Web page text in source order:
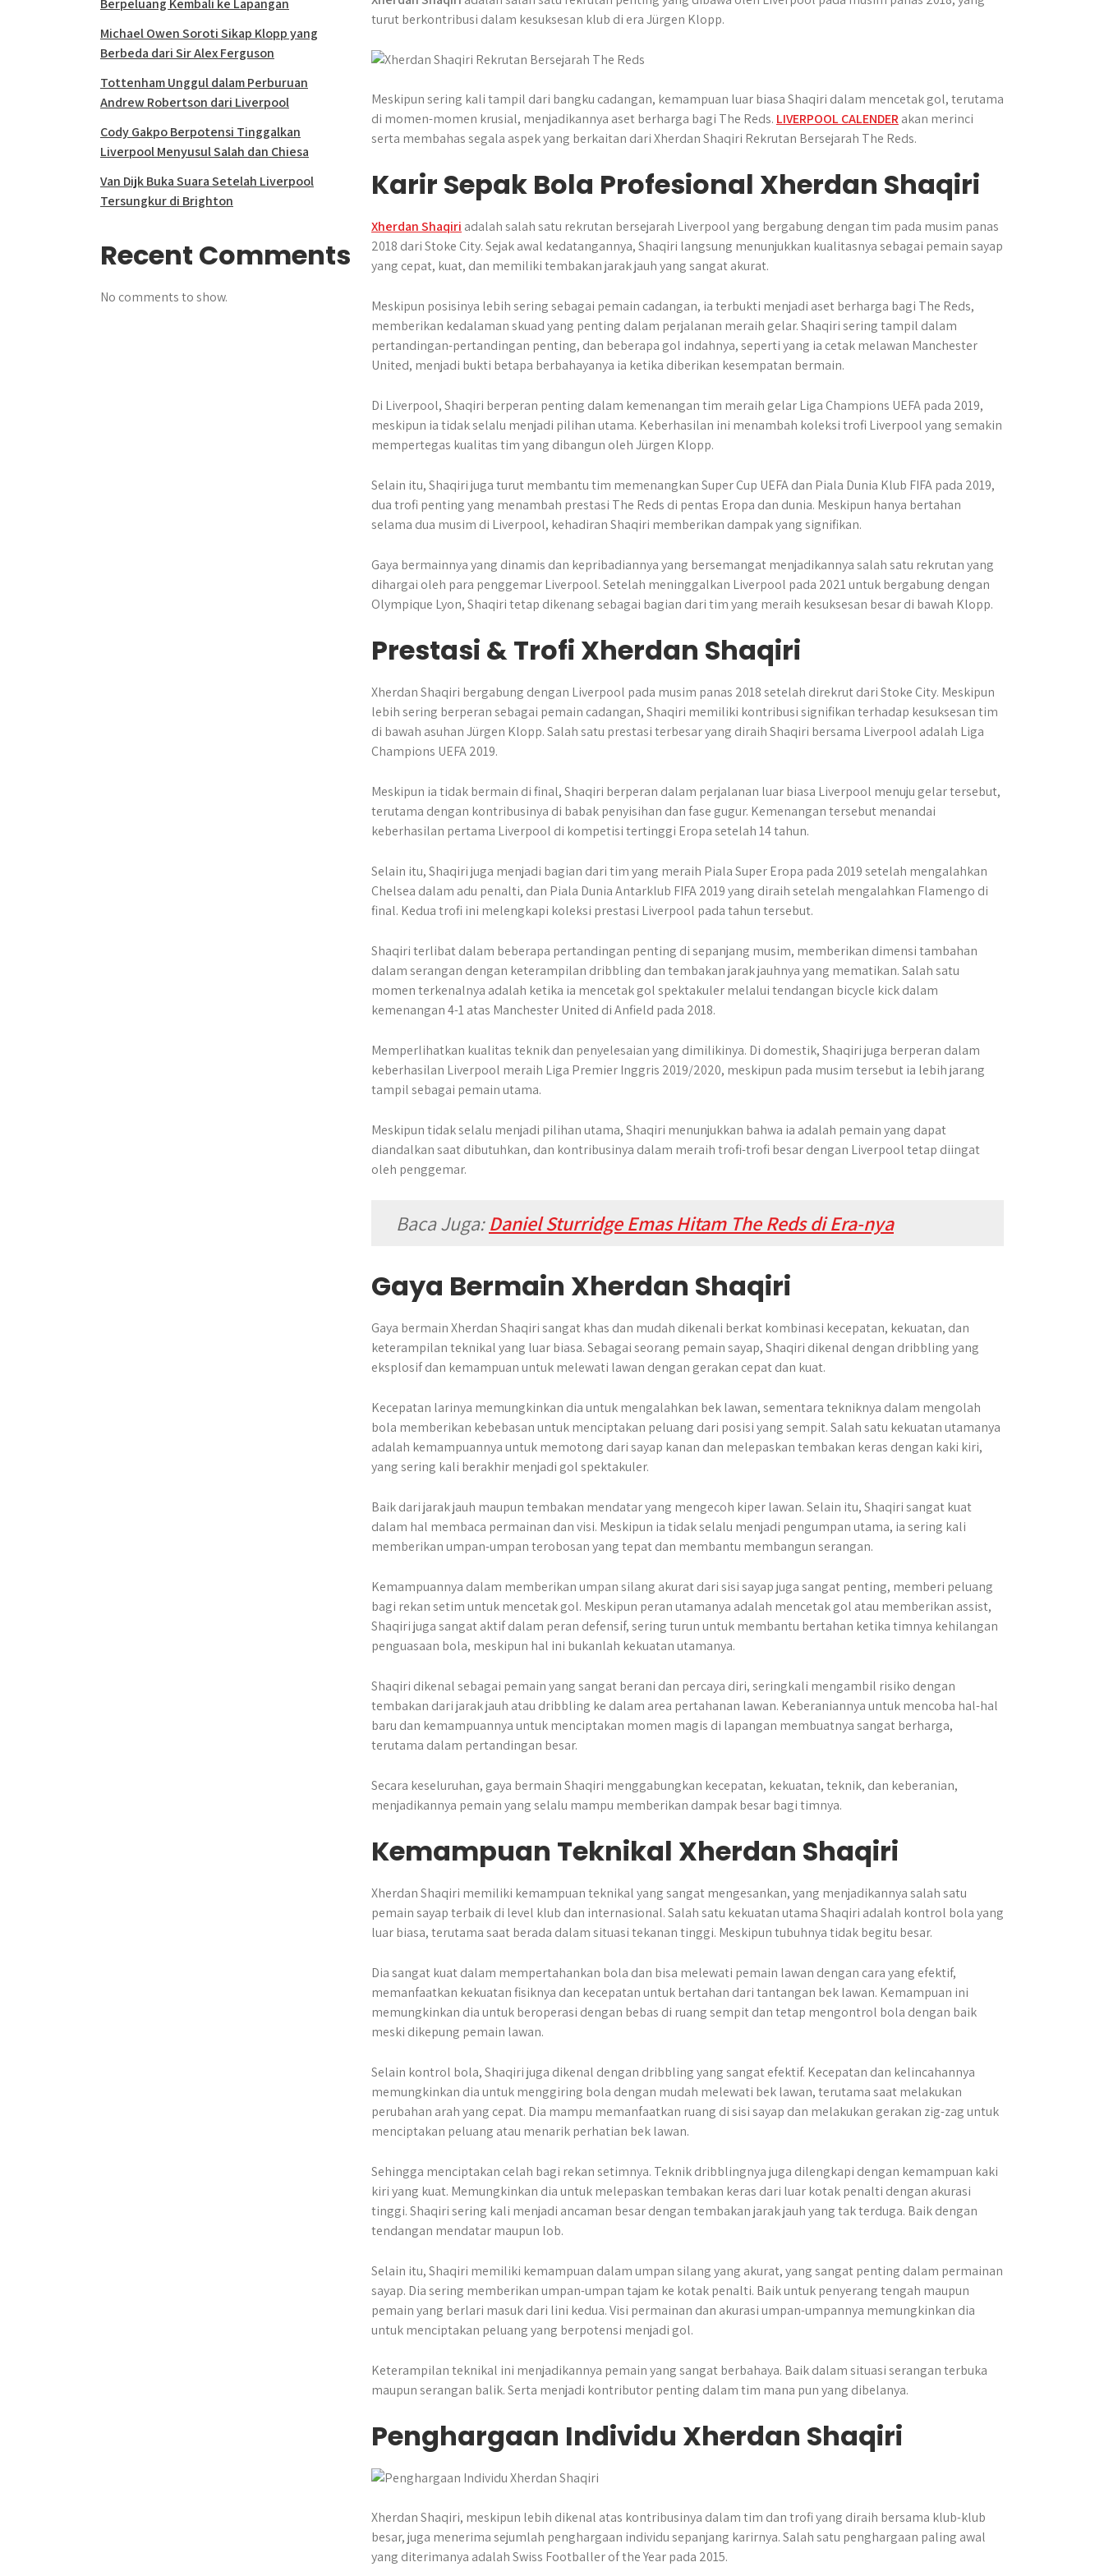
t
A
e
s
n
r
e
p
e
turut berkontribusi dalam kesuksesan klub di era Jürgen Klopp.
Meskipun sering kali tampil dari bangku cadangan, kemampuan luar biasa Shaqiri dalam mencetak gol, terutama
di momen-momen krusial, menjadikannya aset berharga bagi The Reds. LIVERPOOL CALENDER akan merinci
serta membahas segala aspek yang berkaitan dari Xherdan Shaqiri Rekrutan Bersejarah The Reds.
Karir Sepak Bola Profesional Xherdan Shaqiri
Xherdan Shaqiri adalah salah satu rekrutan bersejarah Liverpool yang bergabung dengan tim pada musim panas
2018 dari Stoke City. Sejak awal kedatangannya, Shaqiri langsung menunjukkan kualitasnya sebagai pemain sayap
yang cepat, kuat, dan memiliki tembakan jarak jauh yang sangat akurat.
Meskipun posisinya lebih sering sebagai pemain cadangan, ia terbukti menjadi aset berharga bagi The Reds,
memberikan kedalaman skuad yang penting dalam perjalanan meraih gelar. Shaqiri sering tampil dalam
pertandingan-pertandingan penting, dan beberapa gol indahnya, seperti yang ia cetak melawan Manchester
United, menjadi bukti betapa berbahayanya ia ketika diberikan kesempatan bermain.
Di Liverpool, Shaqiri berperan penting dalam kemenangan tim meraih gelar Liga Champions UEFA pada 2019,
meskipun ia tidak selalu menjadi pilihan utama. Keberhasilan ini menambah koleksi trofi Liverpool yang semakin
mempertegas kualitas tim yang dibangun oleh Jürgen Klopp.
Selain itu, Shaqiri juga turut membantu tim memenangkan Super Cup UEFA dan Piala Dunia Klub FIFA pada 2019,
dua trofi penting yang menambah prestasi The Reds di pentas Eropa dan dunia. Meskipun hanya bertahan
selama dua musim di Liverpool, kehadiran Shaqiri memberikan dampak yang signifikan.
Gaya bermainnya yang dinamis dan kepribadiannya yang bersemangat menjadikannya salah satu rekrutan yang
dihargai oleh para penggemar Liverpool. Setelah meninggalkan Liverpool pada 2021 untuk bergabung dengan
Olympique Lyon, Shaqiri tetap dikenang sebagai bagian dari tim yang meraih kesuksesan besar di bawah Klopp.
Prestasi & Trofi Xherdan Shaqiri
Xherdan Shaqiri bergabung dengan Liverpool pada musim panas 2018 setelah direkrut dari Stoke City. Meskipun
lebih sering berperan sebagai pemain cadangan, Shaqiri memiliki kontribusi signifikan terhadap kesuksesan tim
di bawah asuhan Jürgen Klopp. Salah satu prestasi terbesar yang diraih Shaqiri bersama Liverpool adalah Liga
Champions UEFA 2019.
Meskipun ia tidak bermain di final, Shaqiri berperan dalam perjalanan luar biasa Liverpool menuju gelar tersebut,
terutama dengan kontribusinya di babak penyisihan dan fase gugur. Kemenangan tersebut menandai
keberhasilan pertama Liverpool di kompetisi tertinggi Eropa setelah 14 tahun.
Selain itu, Shaqiri juga menjadi bagian dari tim yang meraih Piala Super Eropa pada 2019 setelah mengalahkan
Chelsea dalam adu penalti, dan Piala Dunia Antarklub FIFA 2019 yang diraih setelah mengalahkan Flamengo di
final. Kedua trofi ini melengkapi koleksi prestasi Liverpool pada tahun tersebut.
Shaqiri terlibat dalam beberapa pertandingan penting di sepanjang musim, memberikan dimensi tambahan
dalam serangan dengan keterampilan dribbling dan tembakan jarak jauhnya yang mematikan. Salah satu
momen terkenalnya adalah ketika ia mencetak gol spektakuler melalui tendangan bicycle kick dalam
kemenangan 4-1 atas Manchester United di Anfield pada 2018.
Memperlihatkan kualitas teknik dan penyelesaian yang dimilikinya. Di domestik, Shaqiri juga berperan dalam
keberhasilan Liverpool meraih Liga Premier Inggris 2019/2020, meskipun pada musim tersebut ia lebih jarang
tampil sebagai pemain utama.
Meskipun tidak selalu menjadi pilihan utama, Shaqiri menunjukkan bahwa ia adalah pemain yang dapat
diandalkan saat dibutuhkan, dan kontribusinya dalam meraih trofi-trofi besar dengan Liverpool tetap diingat
oleh penggemar.
Baca Juga:Daniel Sturridge Emas Hitam The Reds di Era-nya
Gaya Bermain Xherdan Shaqiri
Gaya bermain Xherdan Shaqiri sangat khas dan mudah dikenali berkat kombinasi kecepatan, kekuatan, dan
keterampilan teknikal yang luar biasa. Sebagai seorang pemain sayap, Shaqiri dikenal dengan dribbling yang
eksplosif dan kemampuan untuk melewati lawan dengan gerakan cepat dan kuat.
Kecepatan larinya memungkinkan dia untuk mengalahkan bek lawan, sementara tekniknya dalam mengolah
bola memberikan kebebasan untuk menciptakan peluang dari posisi yang sempit. Salah satu kekuatan utamanya
adalah kemampuannya untuk memotong dari sayap kanan dan melepaskan tembakan keras dengan kaki kiri,
yang sering kali berakhir menjadi gol spektakuler.
Baik dari jarak jauh maupun tembakan mendatar yang mengecoh kiper lawan. Selain itu, Shaqiri sangat kuat
dalam hal membaca permainan dan visi. Meskipun ia tidak selalu menjadi pengumpan utama, ia sering kali
memberikan umpan-umpan terobosan yang tepat dan membantu membangun serangan.
Kemampuannya dalam memberikan umpan silang akurat dari sisi sayap juga sangat penting, memberi peluang
bagi rekan setim untuk mencetak gol. Meskipun peran utamanya adalah mencetak gol atau memberikan assist,
Shaqiri juga sangat aktif dalam peran defensif, sering turun untuk membantu bertahan ketika timnya kehilangan
penguasaan bola, meskipun hal ini bukanlah kekuatan utamanya.
Shaqiri dikenal sebagai pemain yang sangat berani dan percaya diri, seringkali mengambil risiko dengan
tembakan dari jarak jauh atau dribbling ke dalam area pertahanan lawan. Keberaniannya untuk mencoba hal-hal
baru dan kemampuannya untuk menciptakan momen magis di lapangan membuatnya sangat berharga,
terutama dalam pertandingan besar.
Secara keseluruhan, gaya bermain Shaqiri menggabungkan kecepatan, kekuatan, teknik, dan keberanian,
menjadikannya pemain yang selalu mampu memberikan dampak besar bagi timnya.
Kemampuan Teknikal Xherdan Shaqiri
Xherdan Shaqiri memiliki kemampuan teknikal yang sangat mengesankan, yang menjadikannya salah satu
pemain sayap terbaik di level klub dan internasional. Salah satu kekuatan utama Shaqiri adalah kontrol bola yang
luar biasa, terutama saat berada dalam situasi tekanan tinggi. Meskipun tubuhnya tidak begitu besar.
Dia sangat kuat dalam mempertahankan bola dan bisa melewati pemain lawan dengan cara yang efektif,
memanfaatkan kekuatan fisiknya dan kecepatan untuk bertahan dari tantangan bek lawan. Kemampuan ini
memungkinkan dia untuk beroperasi dengan bebas di ruang sempit dan tetap mengontrol bola dengan baik
meski dikepung pemain lawan.
Selain kontrol bola, Shaqiri juga dikenal dengan dribbling yang sangat efektif. Kecepatan dan kelincahannya
memungkinkan dia untuk menggiring bola dengan mudah melewati bek lawan, terutama saat melakukan
perubahan arah yang cepat. Dia mampu memanfaatkan ruang di sisi sayap dan melakukan gerakan zig-zag untuk
menciptakan peluang atau menarik perhatian bek lawan.
Sehingga menciptakan celah bagi rekan setimnya. Teknik dribblingnya juga dilengkapi dengan kemampuan kaki
kiri yang kuat. Memungkinkan dia untuk melepaskan tembakan keras dari luar kotak penalti dengan akurasi
tinggi. Shaqiri sering kali menjadi ancaman besar dengan tembakan jarak jauh yang tak terduga. Baik dengan
tendangan mendatar maupun lob.
Selain itu, Shaqiri memiliki kemampuan dalam umpan silang yang akurat, yang sangat penting dalam permainan
sayap. Dia sering memberikan umpan-umpan tajam ke kotak penalti. Baik untuk penyerang tengah maupun
pemain yang berlari masuk dari lini kedua. Visi permainan dan akurasi umpan-umpannya memungkinkan dia
untuk menciptakan peluang yang berpotensi menjadi gol.
Keterampilan teknikal ini menjadikannya pemain yang sangat berbahaya. Baik dalam situasi serangan terbuka
maupun serangan balik. Serta menjadi kontributor penting dalam tim mana pun yang dibelanya.
Penghargaan Individu Xherdan Shaqiri
Xherdan Shaqiri, meskipun lebih dikenal atas kontribusinya dalam tim dan trofi yang diraih bersama klub-klub
besar, juga menerima sejumlah penghargaan individu sepanjang karirnya. Salah satu penghargaan paling awal
yang diterimanya adalah Swiss Footballer of the Year pada 2015.
Berpeluang Kembali ke Lapangan
Michael Owen Soroti Sikap Klopp yang
Berbeda dari Sir Alex Ferguson
Tottenham Unggul dalam Perburuan
Andrew Robertson dari Liverpool
Cody Gakpo Berpotensi Tinggalkan
Liverpool Menyusul Salah dan Chiesa
Van Dijk Buka Suara Setelah Liverpool
Tersungkur di Brighton
Recent Comments
No comments to show.